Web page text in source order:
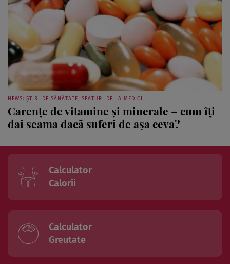
NEWS: ȘTIRI DE SĂNĂTATE, SFATURI DE LA MEDICI
Carenţe de vitamine şi minerale – cum îţi
dai seama dacă suferi de aşa ceva?
Calorii
Greutate